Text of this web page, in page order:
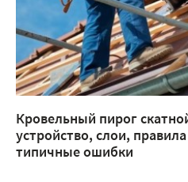
Кровельный пирог
устройство, слои,
типичные ошибки